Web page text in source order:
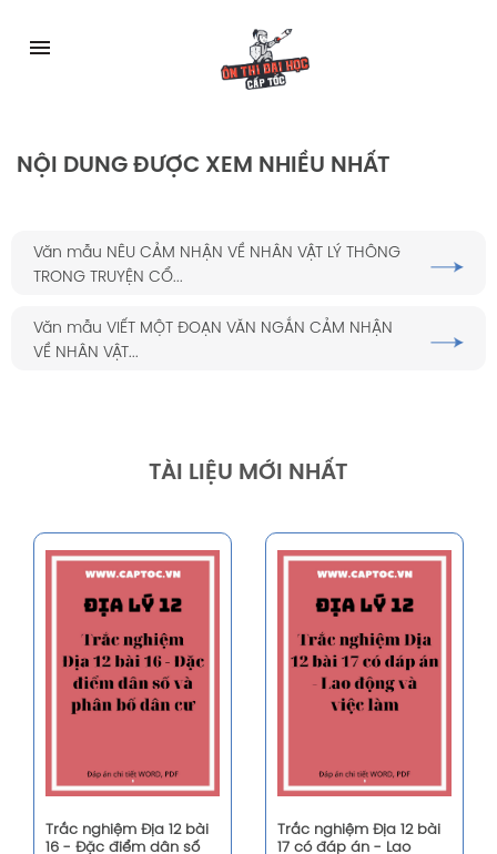
menu
NỘI DUNG ĐƯỢC XEM NHIỀU NHẤT
Văn mẫu NÊU CẢM NHẬN VỀ NHÂN VẬT LÝ THÔNG
TRONG TRUYỆN CỔ...
Văn mẫu VIẾT MỘT ĐOẠN VĂN NGẮN CẢM NHẬN
VỀ NHÂN VẬT...
TÀI LIỆU MỚI NHẤT
Trắc nghiệm Địa 12 bài
16 - Đặc điểm dân số
Trắc nghiệm Địa 12 bài
17 có đáp án - Lao